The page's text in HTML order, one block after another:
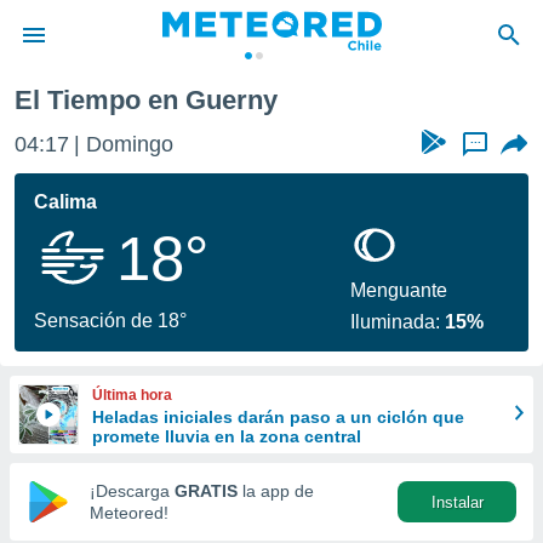
de
por
que se
calidad.
a este
las
y
forma
digital
basada
El Tiempo en Guerny
04:17 Domingo ...
Calima
18°
Sensación de 18°
Menguante
Iluminada: 15%
Última hora
Heladas iniciales darán paso a un ciclón que
promete lluvia en la zona central
¡Descarga GRATIS la app de
Meteored!
Instalar